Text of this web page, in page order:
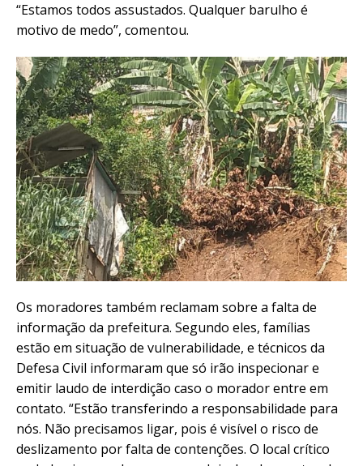
“Estamos todos assustados. Qualquer barulho é
motivo de medo”, comentou.
Os moradores também reclamam sobre a falta de
informação da prefeitura. Segundo eles, famílias
estão em situação de vulnerabilidade, e técnicos da
Defesa Civil informaram que só irão inspecionar e
emitir laudo de interdição caso o morador entre em
contato. “Estão transferindo a responsabilidade para
nós. Não precisamos ligar, pois é visível o risco de
deslizamento por falta de contenções. O local crítico